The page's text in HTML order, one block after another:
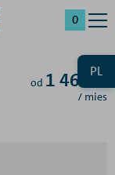
PL
0
od 1 461 zł
/ mies